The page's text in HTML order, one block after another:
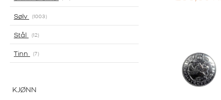
Sølv 1003
Stål 12
Tinn 7
KJØNN